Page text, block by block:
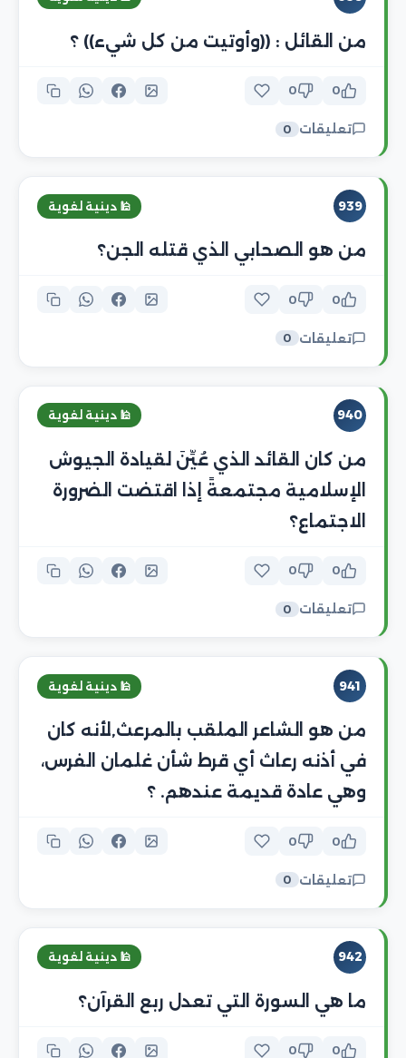
من القائل : ((وأوتيت من كل شيء)) ؟
0
0
تعليقات 0
939 🕌 دينية لغوية
من هو الصحابي الذي قتله الجن؟
0
0
تعليقات 0
940 🕌 دينية لغوية
من كان القائد الذي عُيِّنَ لقيادة الجيوش
الإسلامية مجتمعةً إذا اقتضت الضرورة
الاجتماع؟
0
0
تعليقات 0
941 🕌 دينية لغوية
من هو الشاعر الملقب بالمرعث,لأنه كان
في أذنه رعاث أي قرط شأن غلمان الفرس،
وهي عادة قديمة عندهم. ؟
0
0
تعليقات 0
942 🕌 دينية لغوية
ما هي السورة التي تعدل ربع القرآن؟
0
0